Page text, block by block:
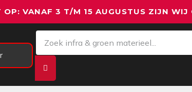
OP: VANAF 3 T/M 15 AUGUSTUS ZIJN WIJ